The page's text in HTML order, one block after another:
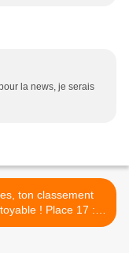
la news, je serais
ton classement
! Place 17 :
Californication. >